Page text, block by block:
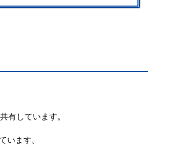
有しています。
ます。